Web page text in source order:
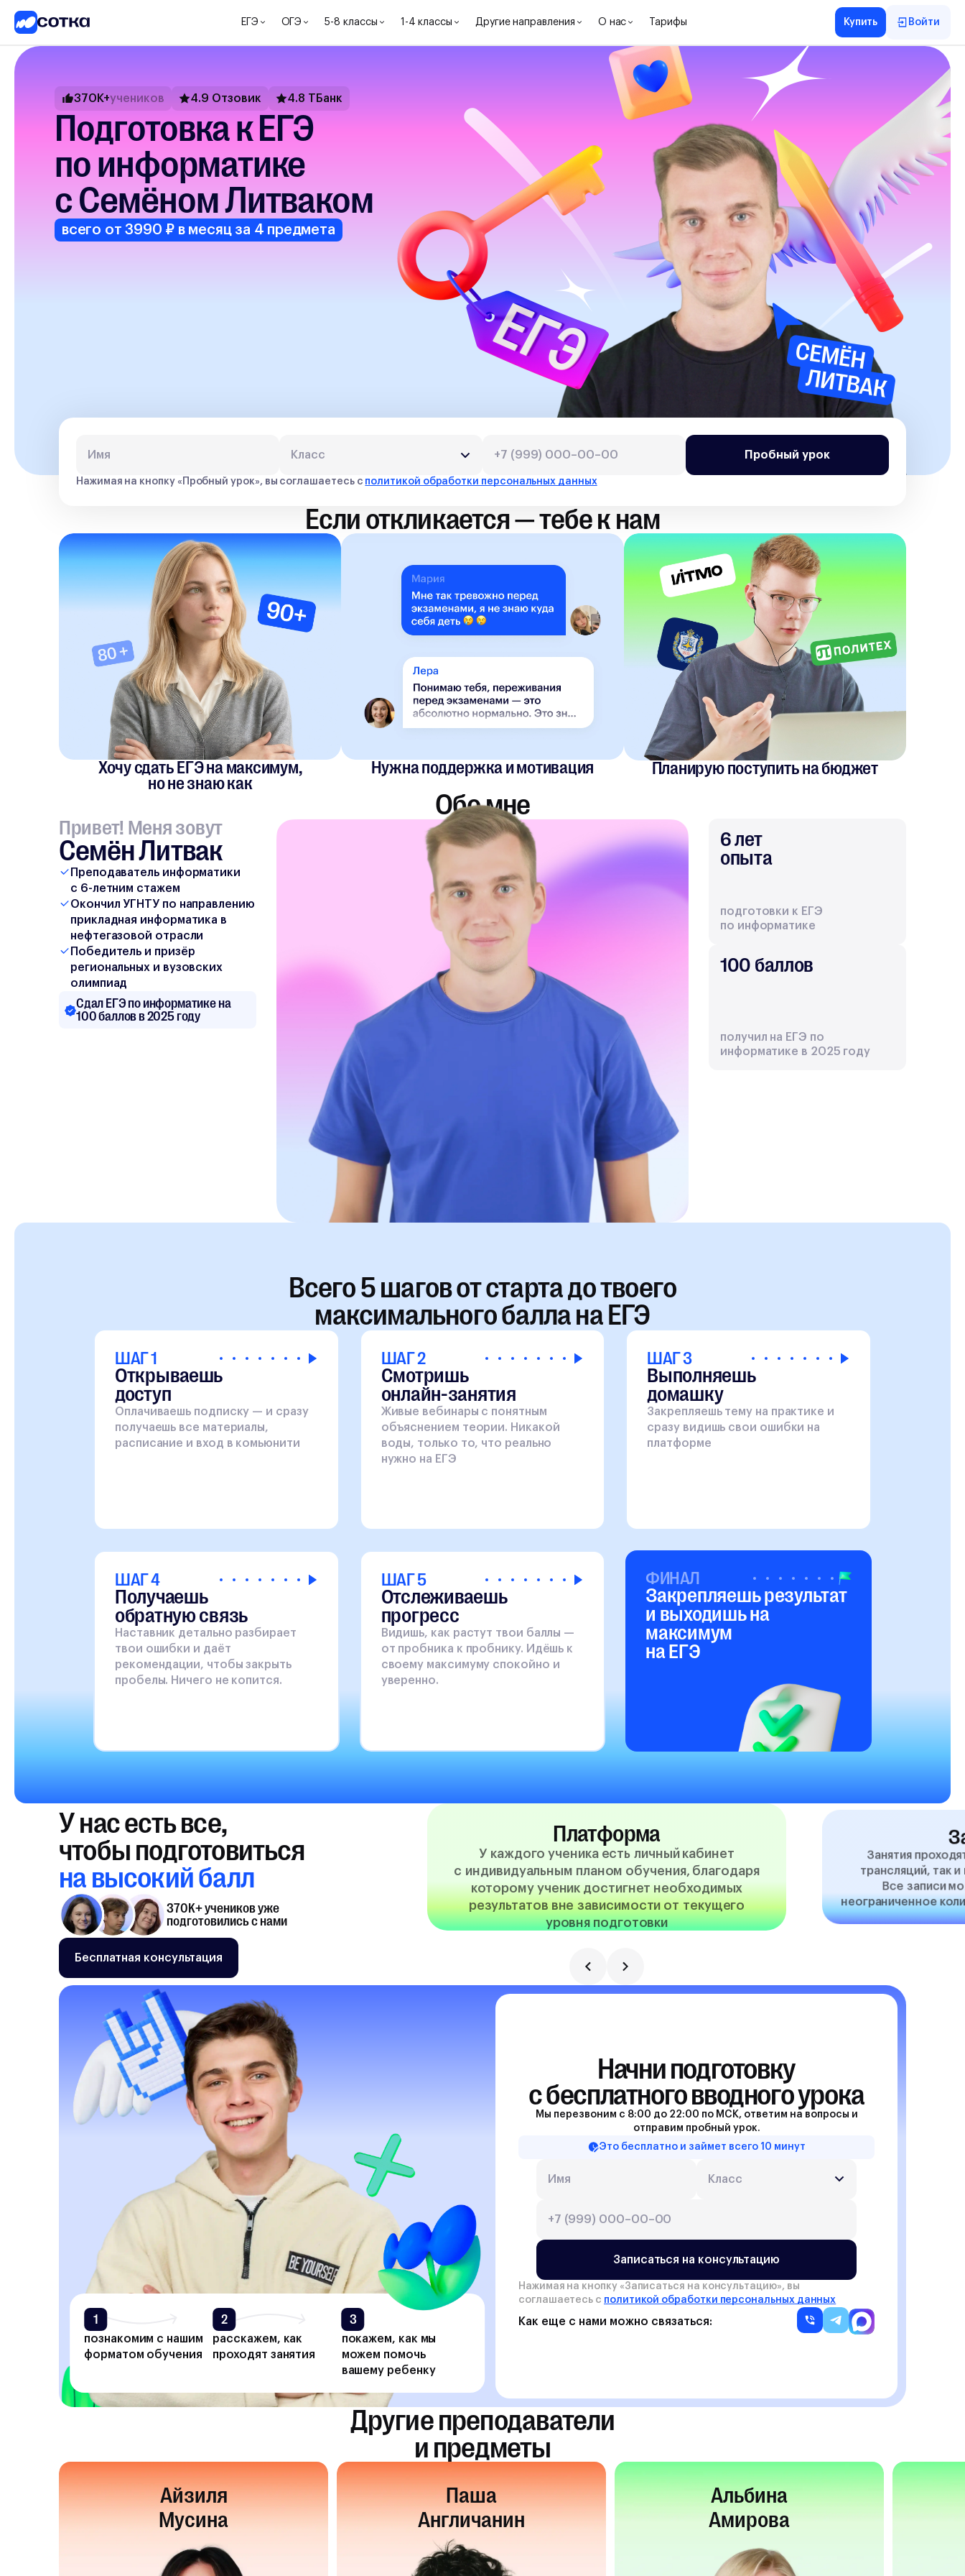
ЕГЭ ОГЭ 5-8 классы 1-4 классы Другие направления О нас Тарифы
Другие
направления
нас
классы
Тарифы
Купить Войти
370K+учеников 4.9 Отзовик 4.8 ТБанк
Подготовка к ЕГЭ
по информатике
с Семёном Литваком
всего от 3990 ₽ в месяц за 4 предмета
Пробный урок
Нажимая на кнопку « Пробный урок», вы соглашаетесь с политикой обработки персональных данных
Если откликается — тебе к нам
Хочу сдать ЕГЭ на максимум,
но не знаю как
Нужна поддержка и мотивация Планирую поступить на бюджет
Обо мне
Привет! Меня зовут
Семён Литвак
Преподаватель информатики
с 6-летним стажем
Окончил УГНТУ по направлению
прикладная информатика в
нефтегазовой отрасли
Победитель и призёр
региональных и вузовских
олимпиад
Сдал ЕГЭ по информатике на
100 баллов в 2025 году
6 лет
опыта
подготовки к ЕГЭ
по информатике
100 баллов
получил на ЕГЭ по
информатике в 2025 году
Всего 5 шагов от старта до твоего
максимального балла на ЕГЭ
ШАГ 1
Открываешь
доступ
Оплачиваешь подписку — и сразу
получаешь все материалы,
расписание и вход в комьюнити
ШАГ 2
Смотришь
онлайн-занятия
Живые вебинары с понятным
объяснением теории. Никакой
воды, только то, что реально
нужно на ЕГЭ
ШАГ 3
Выполняешь
домашку
Закрепляешь тему на практике и
сразу видишь свои ошибки на
платформе
ШАГ 4
Получаешь
обратную связь
Наставник детально разбирает
твои ошибки и даёт
рекомендации, чтобы закрыть
пробелы. Ничего не копится.
ШАГ 5
Отслеживаешь
прогресс
Видишь, как растут твои баллы —
от пробника к пробнику. Идёшь к
своему максимуму спокойно и
уверенно.
ФИНАЛ
Закрепляешь результат
и выходишь на
максимум
на ЕГЭ
У нас есть все,
чтобы подготовиться
на высокий балл
370K+ учеников уже
подготовились с нами
Бесплатная консультация
Платформа
У каждого ученика есть личный кабинет
с индивидуальным планом обучения, благодаря
которому ученик достигнет необходимых
результатов вне зависимости от текущего
уровня подготовки
Занятия
трансляций, так
Все записи
неограниченное
1
познакомим с нашим
форматом обучения
2
расскажем, как
проходят занятия
3
покажем, как мы
можем помочь
вашему ребенку
Начни подготовку
с бесплатного вводного урока
Мы перезвоним с 8:00 до 22:00 по МСК, ответим на вопросы и
отправим пробный урок.
Это бесплатно и займет всего 10 минут
Записаться на консультацию
Нажимая на кнопку «Записаться на консультацию», вы
соглашаетесь с политикой обработки персональных данных
Как еще с нами можно связаться:
Другие преподаватели
и предметы
Айзиля
Мусина
Паша
Англичанин
Альбина
Амирова